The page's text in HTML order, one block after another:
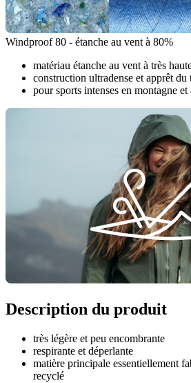
Windproof 80 - étanche au vent à 80%
matériau étanche au vent à très
construction ultradense et apprêt du
pour sports intenses en montagne et
Description du produit
très légère et peu encombrante
respirante et déperlante
matière principale essentiellement
recyclé